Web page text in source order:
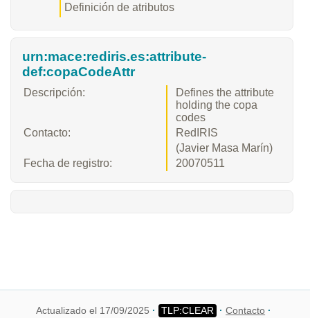
Definición de atributos
urn:mace:rediris.es:attribute-
def:copaCodeAttr
Descripción:
Defines the attribute
holding the copa
codes
Contacto:
RedIRIS
(Javier Masa Marín)
Fecha de registro:
20070511
Actualizado el 17/09/2025 Contacto